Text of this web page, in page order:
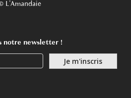
L'Amandaie
notre newsletter !